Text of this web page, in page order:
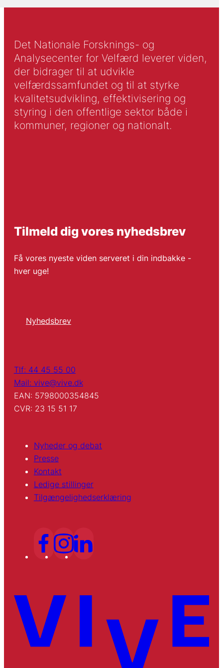
Det Nationale Forsknings- og
Analysecenter for Velfærd leverer viden,
der bidrager til at udvikle
velfærdssamfundet og til at styrke
kvalitetsudvikling, effektivisering og
styring i den offentlige sektor både i
kommuner, regioner og nationalt.
Tilmeld dig vores nyhedsbrev
Få vores nyeste viden serveret i din indbakke -
hver uge!
Nyhedsbrev
Tlf: 44 45 55 00
Mail: vive@vive.dk
EAN: 5798000354845
CVR: 23 15 51 17
Nyheder og debat
Presse
Kontakt
Ledige stillinger
Tilgængelighedserklæring